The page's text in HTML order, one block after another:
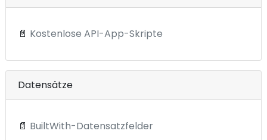
📄 Kostenlose API-App-Skripte
Datensätze
📄 BuiltWith-Datensatzfelder